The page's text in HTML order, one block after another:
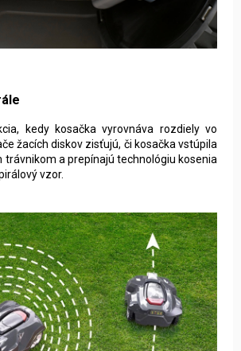
kedy kosačka vyrovnáva rozdiely vo
žacích diskov zisťujú, či kosačka vstúpila
trávnikom a prepínajú technológiu kosenia
vzor.